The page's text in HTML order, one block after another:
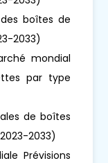
boîtes de
2033)
mondial
par type
de boîtes
2033)
Prévisions